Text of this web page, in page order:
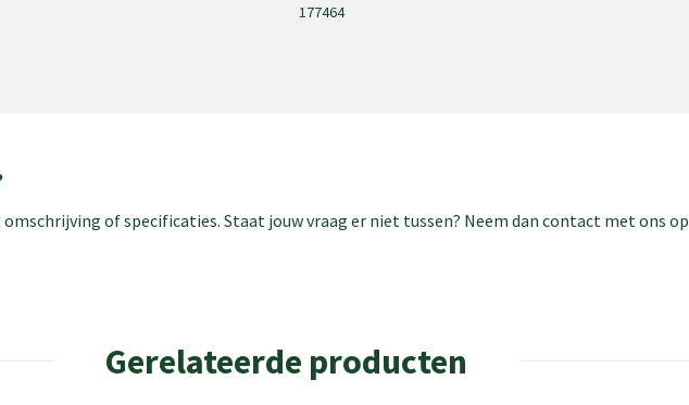
177464
of specificaties. Staat jouw vraag er niet tussen? Neem dan contact met ons op
Gerelateerde producten